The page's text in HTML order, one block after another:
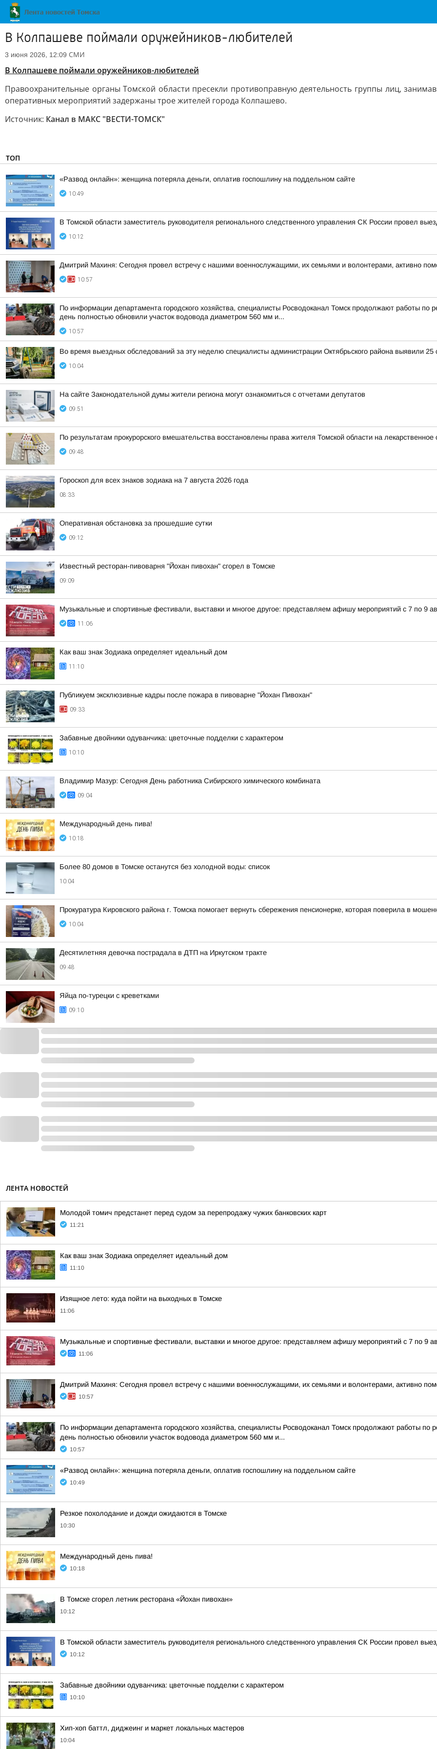
В Колпашеве поймали оружейников-любителей
3 июня 2026, 12:09 СМИ
В Колпашеве поймали оружейников-любителей
Правоохранительные органы Томской области пресекли противоправную деятельность группы лиц,
оперативных мероприятий задержаны трое жителей города Колпашево.
Источник: Канал в МАКС "ВЕСТИ-ТОМСК"
ТОП
«Развод онлайн»: женщина потеряла деньги, оплатив госпошлину на поддельном сайте
10:49
В Томской области заместитель руководителя регионального следственного управления СК России провел
10:12
Дмитрий Махиня: Сегодня провел встречу с нашими военнослужащими, их семьями и волонтерами, активно
10:57
По информации департамента городского хозяйства, специалисты Росводоканал Томск продолжают работы по
день полностью обновили участок водовода диаметром 560 мм и...
10:57
Во время выездных обследований за эту неделю специалисты администрации Октябрьского района выявили 25
10:04
На сайте Законодательной думы жители региона могут ознакомиться с отчетами депутатов
09:51
По результатам прокурорского вмешательства восстановлены права жителя Томской области на
09:48
Гороскоп для всех знаков зодиака на 7 августа 2026 года
08:33
Оперативная обстановка за прошедшие сутки
09:12
Известный ресторан-пивоварня "Йохан пивохан" сгорел в Томске
09:09
Музыкальные и спортивные фестивали, выставки и многое другое: представляем афишу мероприятий с 7 по 9
11:06
Как ваш знак Зодиака определяет идеальный дом
11:10
Публикуем эксклюзивные кадры после пожара в пивоварне "Йохан Пивохан"
09:33
Забавные двойники одуванчика: цветочные подделки с характером
10:10
Владимир Мазур: Сегодня День работника Сибирского химического комбината
09:04
Международный день пива!
10:18
Более 80 домов в Томске останутся без холодной воды: список
10:04
Прокуратура Кировского района г. Томска помогает вернуть сбережения пенсионерке, которая поверила в
10:04
Десятилетняя девочка пострадала в ДТП на Иркутском тракте
09:48
Яйца по-турецки с креветками
09:10
ЛЕНТА НОВОСТЕЙ
Молодой томич предстанет перед судом за перепродажу чужих банковских карт
11:21
Как ваш знак Зодиака определяет идеальный дом
11:10
Изящное лето: куда пойти на выходных в Томске
11:06
Музыкальные и спортивные фестивали, выставки и многое другое: представляем афишу мероприятий с 7 по 9
11:06
Дмитрий Махиня: Сегодня провел встречу с нашими военнослужащими, их семьями и волонтерами, активно
10:57
По информации департамента городского хозяйства, специалисты Росводоканал Томск продолжают работы по
день полностью обновили участок водовода диаметром 560 мм и...
10:57
«Развод онлайн»: женщина потеряла деньги, оплатив госпошлину на поддельном сайте
10:49
Резкое похолодание и дожди ожидаются в Томске
10:30
Международный день пива!
10:18
В Томске сгорел летник ресторана «Йохан пивохан»
10:12
В Томской области заместитель руководителя регионального следственного управления СК России провел
10:12
Забавные двойники одуванчика: цветочные подделки с характером
10:10
Хип-хоп баттл, диджеинг и маркет локальных мастеров
10:04